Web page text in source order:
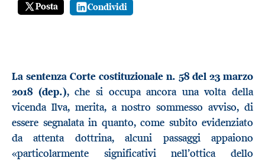
Posta Condividi
La sentenza Corte costituzionale n. 58 del 23 marzo
2018 (dep.), che si occupa ancora una volta della
vicenda Ilva, merita, a nostro sommesso avviso, di
essere segnalata in quanto, come subito evidenziato
da attenta dottrina, alcuni passaggi appaiono
«particolarmente significativi nell’ottica dello